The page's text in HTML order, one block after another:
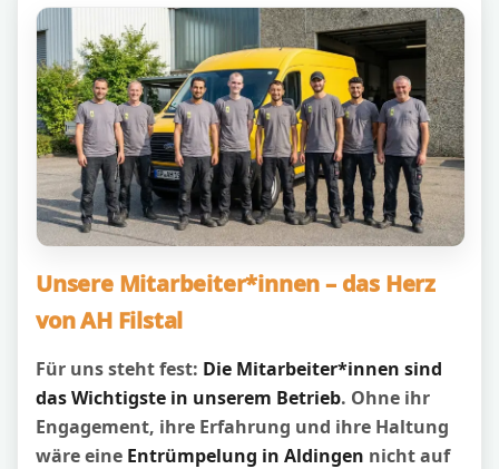
Unsere Mitarbeiter*innen – das Herz
von AH Filstal
Für uns steht fest: Die Mitarbeiter*innen sind
das Wichtigste in unserem Betrieb. Ohne ihr
Engagement, ihre Erfahrung und ihre Haltung
wäre eine Entrümpelung in Aldingen nicht auf